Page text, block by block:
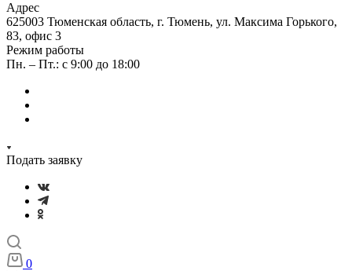
Адрес
625003 Тюменская область, г. Тюмень, ул. Максима Горького,
83, офис 3
Режим работы
Пн. – Пт.: с 9:00 до 18:00
Подать заявку
0